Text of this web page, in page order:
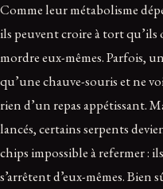
Comme leur métabolisme
ils peuvent croire à tort qu’ils
mordre eux-mêmes. Parfois,
qu’une chauve-souris et ne
rien d’un repas appétissant.
lancés, certains serpents
chips impossible à refermer :
s’arrêtent d’eux-mêmes. Bien